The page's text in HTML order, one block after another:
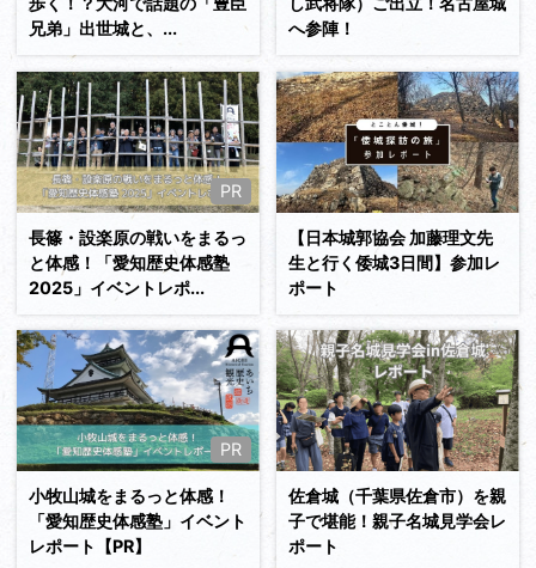
兄弟」出世城と、...
へ参陣！
PR
長篠・設楽原の戦いをまるっ
と体感！「愛知歴史体感塾
2025」イベントレポ...
続きを読む
【日本城郭協会 加藤理文先
生と行く倭城3日間】参加レ
ポート
PR
小牧山城をまるっと体感！
「愛知歴史体感塾」イベント
レポート【PR】
続きを読む
佐倉城（千葉県佐倉市）を親
子で堪能！親子名城見学会レ
ポート